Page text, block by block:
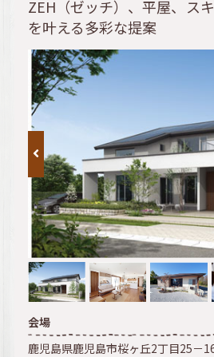
ZEH（ゼッチ）、平屋、ス
を叶える多彩な提案
会場
鹿児島県鹿児島市桜ヶ丘2丁目25－